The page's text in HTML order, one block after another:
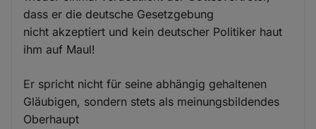
dass er die deutsche Gesetzgebung
nicht akzeptiert und kein deutscher Politiker haut
ihm auf Maul!
Er spricht nicht für seine abhängig gehaltenen
Gläubigen, sondern stets als meinungsbildendes
Oberhaupt